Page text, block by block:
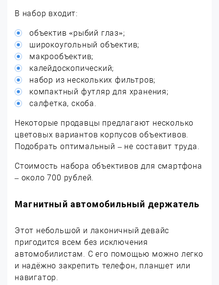
В набор входит:
объектив «рыбий глаз»;
широкоугольный объектив;
макрообъектив;
калейдоскопический;
набор из нескольких фильтров;
компактный футляр для хранения;
салфетка, скоба.
Некоторые продавцы предлагают несколько
цветовых вариантов корпусов объективов.
Подобрать оптимальный – не составит труда.
Стоимость набора объективов для смартфона
– около 700 рублей.
Магнитный автомобильный держатель
Этот небольшой и лаконичный девайс
пригодится всем без исключения
автомобилистам. С его помощью можно легко
и надёжно закрепить телефон, планшет или
навигатор.